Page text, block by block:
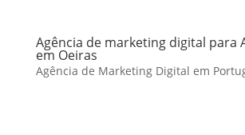
Agência de marketing digital para
em Oeiras
Agência de Marketing Digital em